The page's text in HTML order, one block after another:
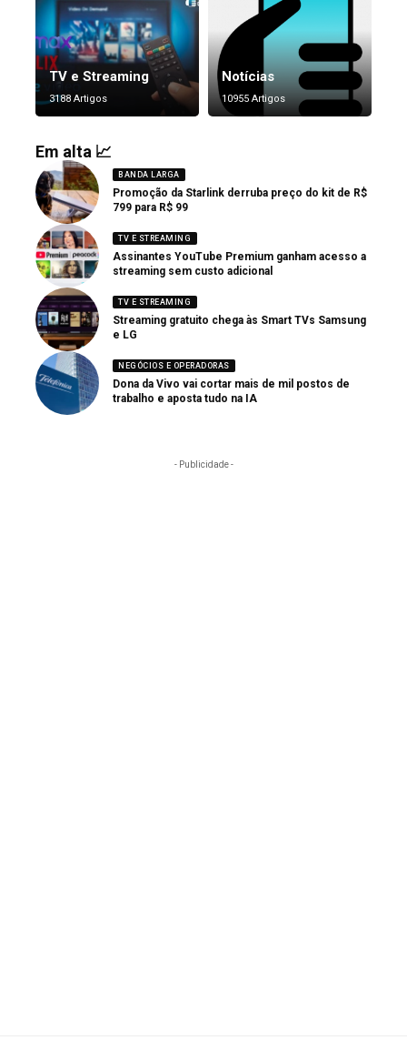
TV e Streaming
3188 Artigos
Notícias
10955 Artigos
Em alta 📈
BANDA LARGA
Promoção da Starlink derruba preço do kit de R$
799 para R$ 99
TV E STREAMING
Assinantes YouTube Premium ganham acesso a
streaming sem custo adicional
TV E STREAMING
Streaming gratuito chega às Smart TVs Samsung
e LG
NEGÓCIOS E OPERADORAS
Dona da Vivo vai cortar mais de mil postos de
trabalho e aposta tudo na IA
- Publicidade -